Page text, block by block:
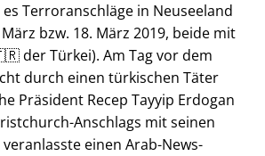
Terroranschläge in Neuseeland
bzw. 18. März 2019, beide mit
der Türkei). Am Tag vor dem
durch einen türkischen Täter
Präsident Recep Tayyip Erdogan
Anschlags mit seinen
einen Arab-News-